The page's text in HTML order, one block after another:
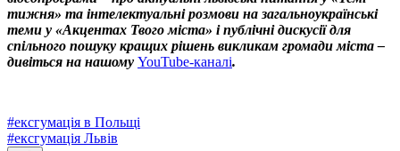
тижня» та інтелектуальні розмови на загальноукраїнські
теми у «Акцентах Твого міста» і публічні дискусії для
спільного пошуку кращих рішень викликам громади міста –
дивіться на нашому YouTube-каналі.
#ексгумація в Польщі
#ексгумація Львів